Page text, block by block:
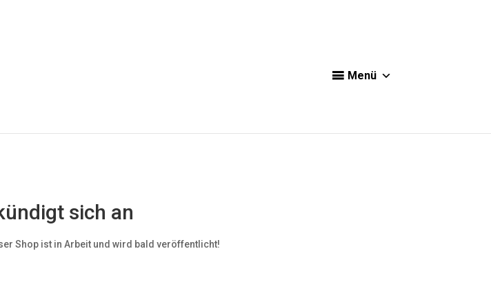
Menü
sich an
Shop ist in Arbeit und wird bald veröffentlicht!